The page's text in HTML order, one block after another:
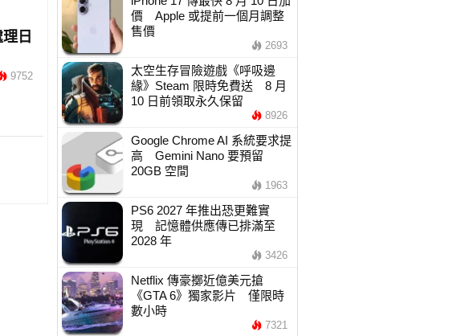
日
9752
價 Apple 或提前一個月調整
售價
2693
太空生存冒險遊戲《呼吸邊
緣》Steam 限時免費送 8 月
10 日前領取永久保留
8926
Google Chrome AI 系統要求提
高 Gemini Nano 要預留
20GB 空間
1963
PS6 2027 年推出恐更難實
現 記憶體供應傳已排滿至
2028 年
3426
Netflix 傳豪擲近億美元搶
《GTA 6》獨家影片 僅限時
數小時
7321